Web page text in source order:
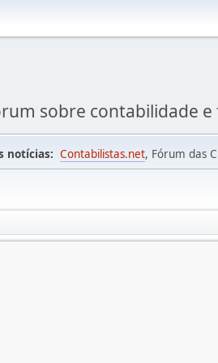
sobre contabilidade e
notícias: Contabilistas.net, Fórum das